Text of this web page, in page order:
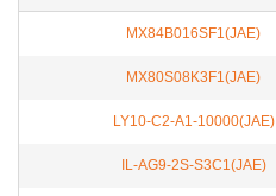
MX84B016SF1(JAE)
MX80S08K3F1(JAE)
LY10-C2-A1-10000(JAE)
IL-AG9-2S-S3C1(JAE)